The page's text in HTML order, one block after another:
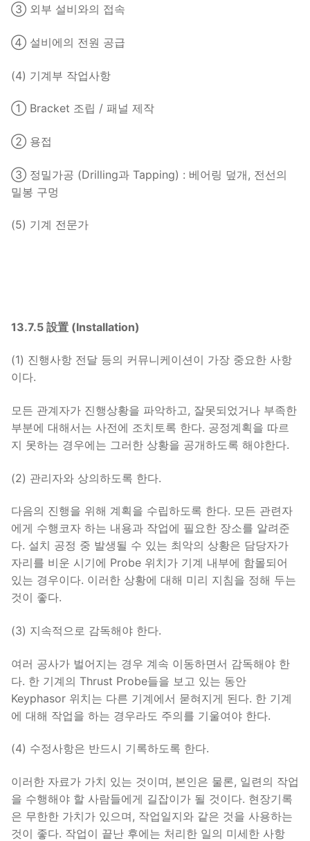
③ 외부 설비와의 접속
④ 설비에의 전원 공급
(4) 기계부 작업사항
① Bracket 조립 / 패널 제작
② 용접
③ 정밀가공 (Drilling과 Tapping) : 베어링 덮개, 전선의
밀봉 구멍
(5) 기계 전문가
13.7.5 設置 (Installation)
(1) 진행사항 전달 등의 커뮤니케이션이 가장 중요한 사항
이다.
모든 관계자가 진행상황을 파악하고, 잘못되었거나 부족한
부분에 대해서는 사전에 조치토록 한다. 공정계획을 따르
지 못하는 경우에는 그러한 상황을 공개하도록 해야한다.
(2) 관리자와 상의하도록 한다.
다음의 진행을 위해 계획을 수립하도록 한다. 모든 관련자
에게 수행코자 하는 내용과 작업에 필요한 장소를 알려준
다. 설치 공정 중 발생될 수 있는 최악의 상황은 담당자가
자리를 비운 시기에 Probe 위치가 기계 내부에 함몰되어
있는 경우이다. 이러한 상황에 대해 미리 지침을 정해 두는
것이 좋다.
(3) 지속적으로 감독해야 한다.
여러 공사가 벌어지는 경우 계속 이동하면서 감독해야 한
다. 한 기계의 Thrust Probe들을 보고 있는 동안
Keyphasor 위치는 다른 기계에서 묻혀지게 된다. 한 기계
에 대해 작업을 하는 경우라도 주의를 기울여야 한다.
(4) 수정사항은 반드시 기록하도록 한다.
이러한 자료가 가치 있는 것이며, 본인은 물론, 일련의 작업
을 수행해야 할 사람들에게 길잡이가 될 것이다. 현장기록
은 무한한 가치가 있으며, 작업일지와 같은 것을 사용하는
것이 좋다. 작업이 끝난 후에는 처리한 일의 미세한 사항